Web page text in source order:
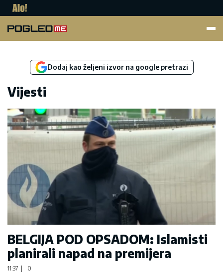
Dodaj kao željeni izvor na google pretrazi
Vijesti
BELGIJA POD OPSADOM: Islamisti
planirali napad na premijera
11:37 0